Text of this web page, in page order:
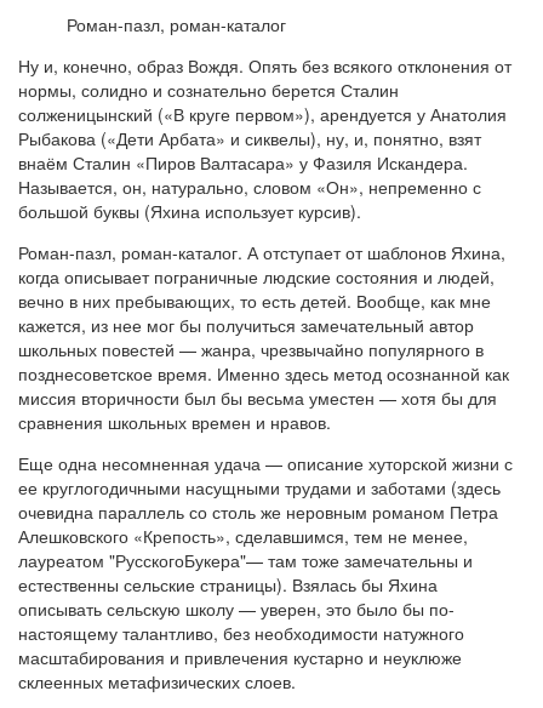
Роман-пазл, роман-каталог
Ну и, конечно, образ Вождя. Опять без всякого отклонения от
нормы, солидно и сознательно берется Сталин
солженицынский («В круге первом»), арендуется у Анатолия
Рыбакова («Дети Арбата» и сиквелы), ну, и, понятно, взят
внаём Сталин «Пиров Валтасара» у Фазиля Искандера.
Называется, он, натурально, словом «Он», непременно с
большой буквы (Яхина использует курсив).
Роман-пазл, роман-каталог. А отступает от шаблонов Яхина,
когда описывает пограничные людские состояния и людей,
вечно в них пребывающих, то есть детей. Вообще, как мне
кажется, из нее мог бы получиться замечательный автор
школьных повестей — жанра, чрезвычайно популярного в
позднесоветское время. Именно здесь метод осознанной как
миссия вторичности был бы весьма уместен — хотя бы для
сравнения школьных времен и нравов.
Еще одна несомненная удача — описание хуторской жизни с
ее круглогодичными насущными трудами и заботами (здесь
очевидна параллель со столь же неровным романом Петра
Алешковского «Крепость», сделавшимся, тем не менее,
лауреатом "РусскогоБукера"— там тоже замечательны и
естественны сельские страницы). Взялась бы Яхина
описывать сельскую школу — уверен, это было бы по-
настоящему талантливо, без необходимости натужного
масштабирования и привлечения кустарно и неуклюже
склеенных метафизических слоев.